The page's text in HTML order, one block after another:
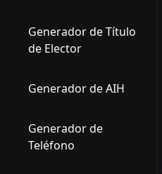
Generador de Título
de Elector
Generador de AIH
Generador de
Teléfono